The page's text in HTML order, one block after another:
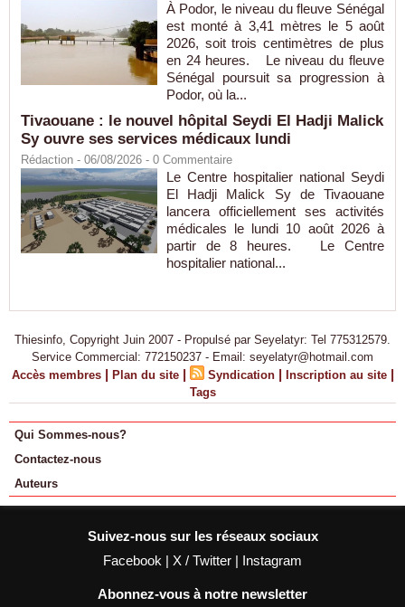
À Podor, le niveau du fleuve Sénégal
est monté à 3,41 mètres le 5 août
2026, soit trois centimètres de plus
en 24 heures. Le niveau du fleuve
Sénégal poursuit sa progression à
Podor, où la...
Tivaouane : le nouvel hôpital Seydi El Hadji Malick
Sy ouvre ses services médicaux lundi
Rédaction - 06/08/2026 - 0 Commentaire
Le Centre hospitalier national Seydi
El Hadji Malick Sy de Tivaouane
lancera officiellement ses activités
médicales le lundi 10 août 2026 à
partir de 8 heures. Le Centre
hospitalier national...
Thiesinfo, Copyright Juin 2007 - Propulsé par Seyelatyr: Tel 775312579.
Service Commercial: 772150237 - Email: seyelatyr@hotmail.com
Accès membres | Plan du site | Syndication | Inscription au site |
Tags
Qui Sommes-nous?
Contactez-nous
Auteurs
Suivez-nous sur les réseaux sociaux
Facebook | X / Twitter | Instagram
Abonnez-vous à notre newsletter